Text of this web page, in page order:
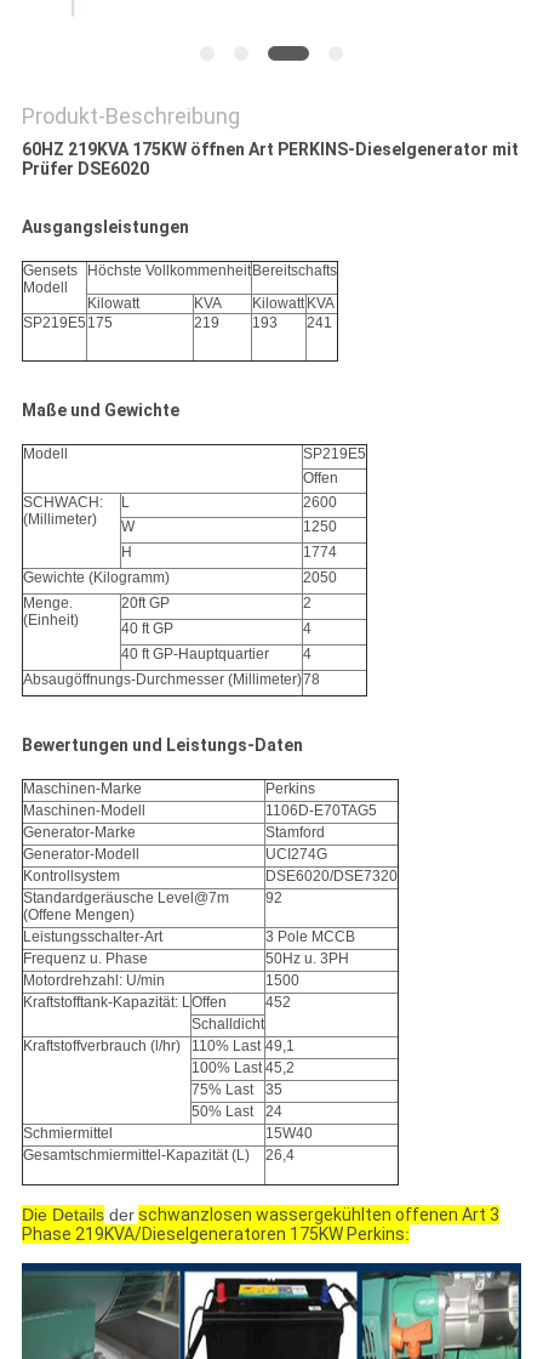
Produkt-Beschreibung
60HZ 219KVA 175KW öffnen Art PERKINS-Dieselgenerator mit
Prüfer DSE6020
Ausgangsleistungen
Gensets
Modell
Höchste Vollkommenheit Bereitschafts
Kilowatt
KVA Kilowatt KVA
SP219E5 175 219 193 241
Maße und Gewichte
Modell
SP219E5
Offen
SCHWACH:
(Millimeter)
L
2600
W
1250
H
1774
Gewichte (Kilogramm)
2050
Menge.
(Einheit)
20ft GP
2
40 ft GP
4
40 ft GP-Hauptquartier
4
Absaugöffnungs-Durchmesser (Millimeter)78
Bewertungen und Leistungs-Daten
Maschinen-Marke
Perkins
Maschinen-Modell
1106D-E70TAG5
Generator-Marke
Stamford
Generator-Modell
UCI274G
Kontrollsystem
DSE6020/DSE7320
Standardgeräusche Level@7m
(Offene Mengen)
92
Leistungsschalter-Art
3 Pole MCCB
Frequenz u. Phase
50Hz u. 3PH
Motordrehzahl: U/min
1500
Kraftstofftank-Kapazität: LOffen
452
Schalldicht
Kraftstoffverbrauch (l/hr)
110% Last 49,1
100% Last 45,2
75% Last
35
50% Last
24
Schmiermittel
15W40
Gesamtschmiermittel-Kapazität (L)
26,4
Die Detailsderschwanzlosen wassergekühlten offenen Art 3
Phase 219KVA/Dieselgeneratoren 175KW Perkins: